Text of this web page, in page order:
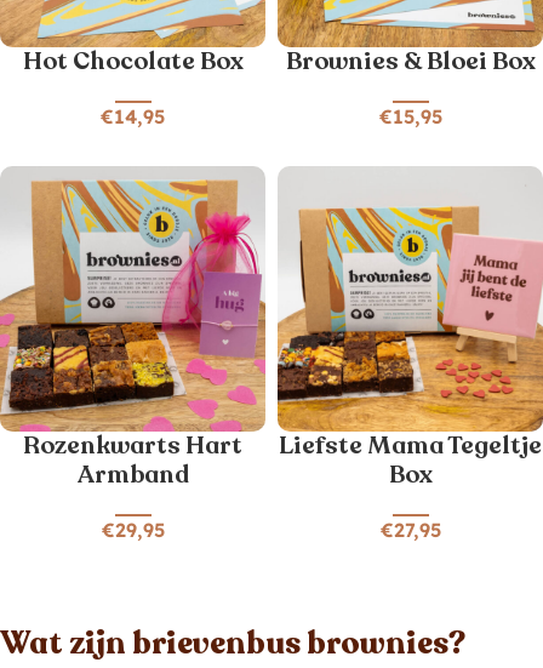
Hot Chocolate Box
€14,95
Brownies & Bloei Box
€15,95
Rozenkwarts Hart
Armband
€29,95
Liefste Mama Tegeltje
Box
€27,95
Wat zijn brievenbus brownies?